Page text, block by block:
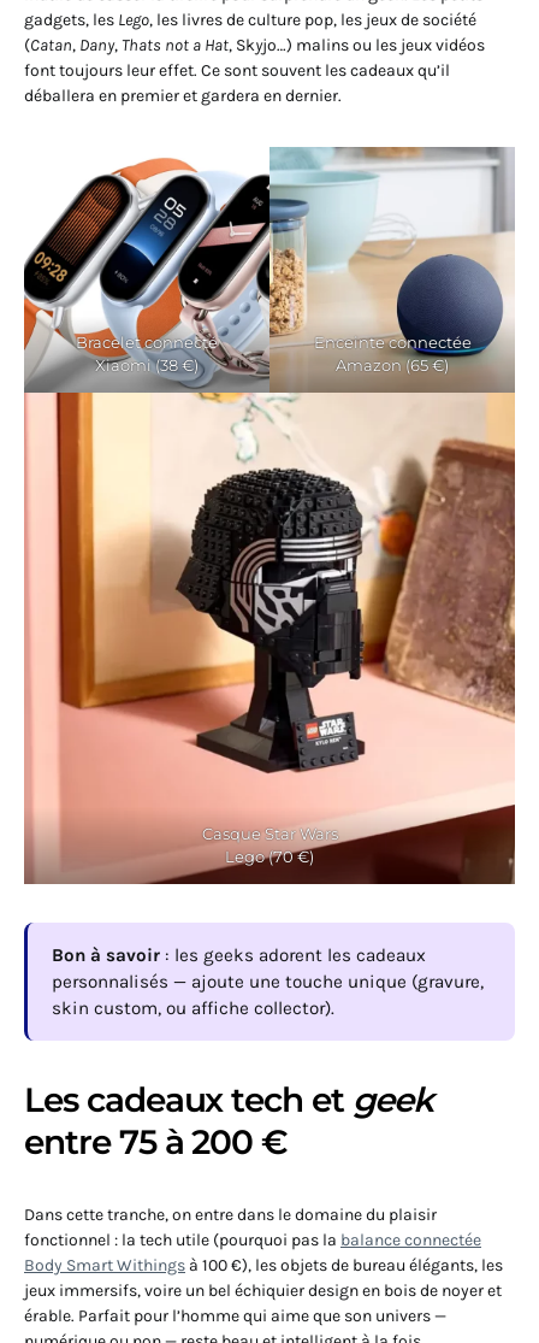
gadgets, les Lego, les livres de culture pop, les jeux de société
(Catan, Dany,Thats not a Hat, Skyjo…) malins ou les jeux vidéos
font toujours leur effet. Ce sont souvent les cadeaux qu’il
déballera en premier et gardera en dernier.
Bracelet connecté
Xiaomi (38 €)
Enceinte connectée
Amazon (65 €)
Casque Star Wars
Lego (70 €)
Bon à savoir : les geeks adorent les cadeaux
personnalisés — ajoute une touche unique (gravure,
skin custom, ou affiche collector).
Les cadeaux tech et geek
entre 75 à 200 €
Dans cette tranche, on entre dans le domaine du plaisir
fonctionnel : la tech utile (pourquoi pas la balance connectée
Body Smart Withings à 100 €), les objets de bureau élégants, les
jeux immersifs, voire un bel échiquier design en bois de noyer et
érable. Parfait pour l’homme qui aime que son univers —